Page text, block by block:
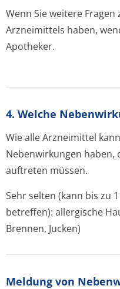
Wenn Sie weitere
Arzneimittels haben,
Apotheker.
4. Welche
Wie alle Arzneimittel
Nebenwirkungen haben,
auftreten müssen.
Sehr selten (kann bis zu
betreffen): allergische
Brennen, Jucken)
Meldung von